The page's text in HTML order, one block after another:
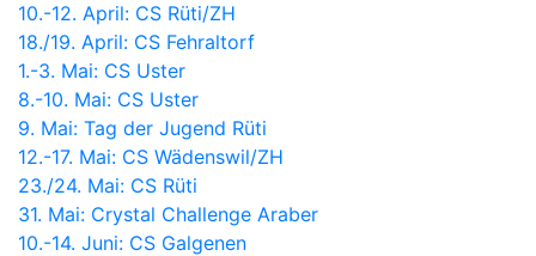
10.-12. April: CS Rüti/ZH
18./19. April: CS Fehraltorf
1.-3. Mai: CS Uster
8.-10. Mai: CS Uster
9. Mai: Tag der Jugend Rüti
12.-17. Mai: CS Wädenswil/ZH
23./24. Mai: CS Rüti
31. Mai: Crystal Challenge Araber
10.-14. Juni: CS Galgenen